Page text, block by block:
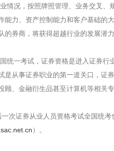
，按照牌照管理、业务交叉、
力、资产控制能力和客户基础
券商，将获得超越行业的发展潜力
考试，证券资格是进入证券行
从事证券职业的第一道关口，
、金融衍生品甚至计算机等相关
证券从业人员资格考试全国统考
）。